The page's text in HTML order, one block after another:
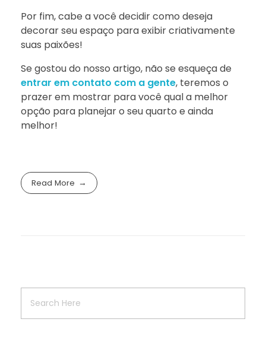
Por fim, cabe a você decidir como deseja
decorar seu espaço para exibir criativamente
suas paixões!
Se gostou do nosso artigo, não se esqueça de
entrar em contato com a gente, teremos o
prazer em mostrar para você qual a melhor
opção para planejar o seu quarto e ainda
melhor!
Read More